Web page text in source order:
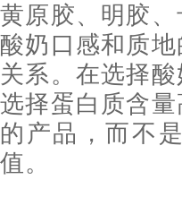
黄原胶、明胶
酸奶口感和质
关系。在选择
选择蛋白质含
的产品，而不
值。